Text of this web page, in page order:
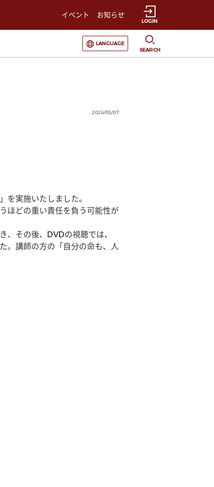
イベント お知らせ
LOGIN
選択すると言語の切替が発生します
LANGUAGE
SEARCH
2026/05/07
実施いたしました。
ほどの重い責任を負う可能性が
その後、DVDの視聴では、
。講師の方の「自分の命も、人